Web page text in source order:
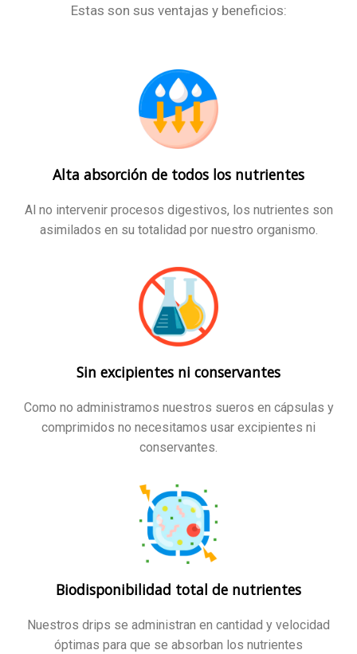
Estas son sus ventajas y beneficios:
Alta absorción de todos los nutrientes
Al no intervenir procesos digestivos, los nutrientes son
asimilados en su totalidad por nuestro organismo.
Sin excipientes ni conservantes
Como no administramos nuestros sueros en cápsulas y
comprimidos no necesitamos usar excipientes ni
conservantes.
Biodisponibilidad total de nutrientes
Nuestros drips se administran en cantidad y velocidad
óptimas para que se absorban los nutrientes